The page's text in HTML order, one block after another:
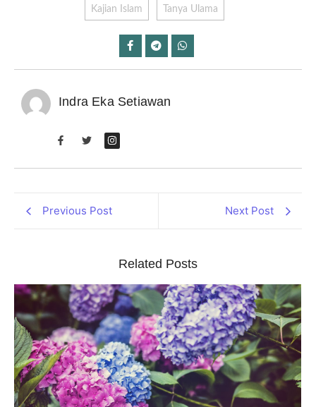
Kajian Islam Tanya Ulama
Indra Eka Setiawan
Previous Post Next Post
Related Posts